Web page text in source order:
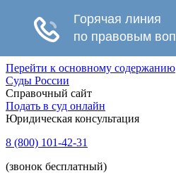
Перейти к основному содержанию
Суды России
Справочный сайт
Подать в суд онлайн
Юридическая консультация
8 (800) 101-42-31
(звонок бесплатный)